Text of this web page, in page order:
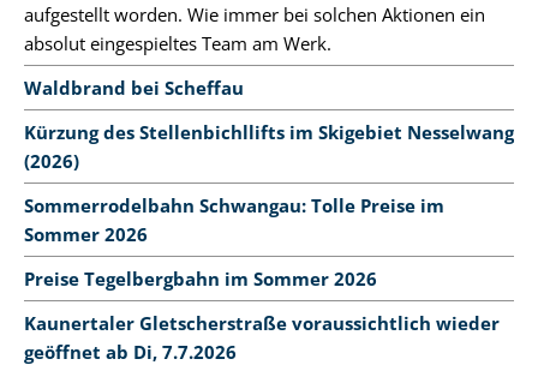
aufgestellt worden. Wie immer bei solchen Aktionen ein
absolut eingespieltes Team am Werk.
Waldbrand bei Scheffau
Kürzung des Stellenbichllifts im Skigebiet Nesselwang
(2026)
Sommerrodelbahn Schwangau: Tolle Preise im
Sommer 2026
Preise Tegelbergbahn im Sommer 2026
Kaunertaler Gletscherstraße voraussichtlich wieder
geöffnet ab Di, 7.7.2026